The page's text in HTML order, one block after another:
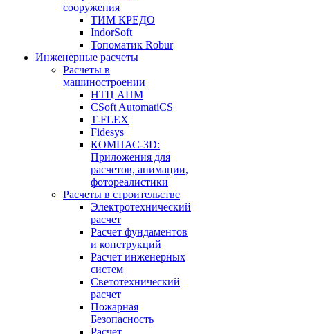
сооружения
ТИМ КРЕДО
IndorSoft
Топоматик Robur
Инженерные расчеты
Расчеты в
машиностроении
НТЦ АПМ
CSoft AutomatiCS
T-FLEX
Fidesys
КОМПАС-3D:
Приложения для
расчетов, анимации,
фотореалистики
Расчеты в строительстве
Электротехнический
расчет
Расчет фундаментов
и конструкций
Расчет инженерных
систем
Светотехнический
расчет
Пожарная
Безопасность
Расчет